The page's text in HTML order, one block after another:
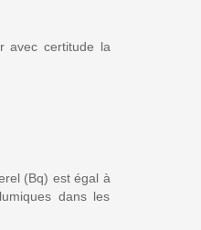
avec certitude la
(Bq) est égal à
dans les